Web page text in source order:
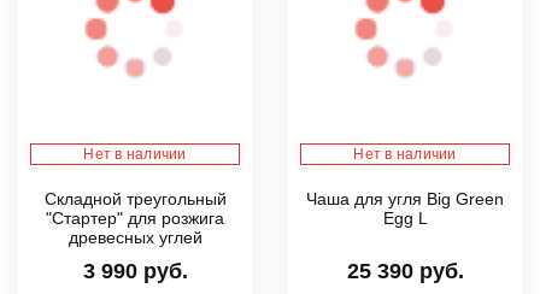
Нет в наличии
Складной треугольный
"Стартер" для розжига
древесных углей
3 990 руб.
Нет в наличии
Чаша для угля Big Green
Egg L
25 390 руб.